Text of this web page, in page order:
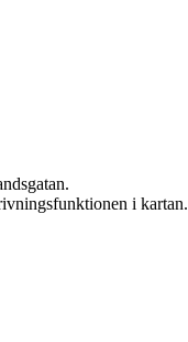
i kartan.